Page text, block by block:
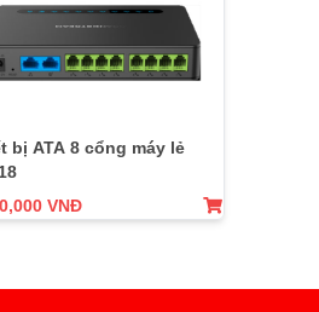
bị ATA 8 cổng máy lẻ
VNĐ